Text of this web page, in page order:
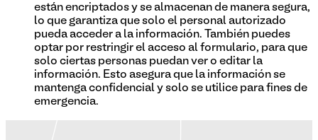
están encriptados y se almacenan de manera segura,
lo que garantiza que solo el personal autorizado
pueda acceder a la información. También puedes
optar por restringir el acceso al formulario, para que
solo ciertas personas puedan ver o editar la
información. Esto asegura que la información se
mantenga confidencial y solo se utilice para fines de
emergencia.